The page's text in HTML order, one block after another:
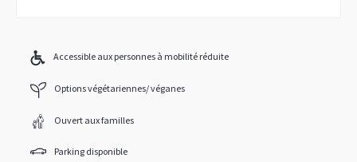
Accessible aux personnes à mobilité réduite
Options végétariennes/ véganes
Ouvert aux familles
Parking disponible